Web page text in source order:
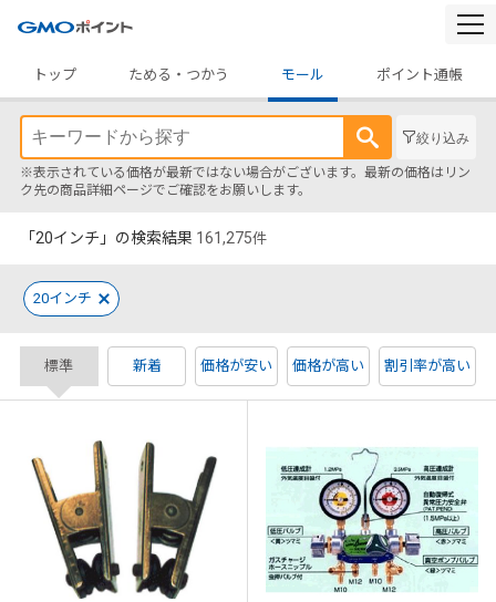
トップ
ためる・つかう モール ポイント通帳
絞り込み
※表示されている価格が最新ではない場合がございます。最新の価格はリン
ク先の商品詳細ページでご確認をお願いします。
「20インチ」の検索結果 161,275件
20インチ
標準 新着 価格が安い 価格が高い 割引率が高い